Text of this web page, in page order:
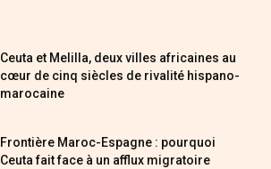
Ceuta et Melilla, deux villes africaines au
cœur de cinq siècles de rivalité hispano-
marocaine
Frontière Maroc-Espagne : pourquoi
Ceuta fait face à un afflux migratoire